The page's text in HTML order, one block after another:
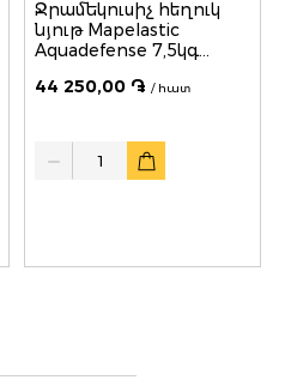
Ջրամեկուսիչ հեղուկ
նյութ Mapelastic
Aquadefense 7,5կգ
44 250,00 ֏ / հատ